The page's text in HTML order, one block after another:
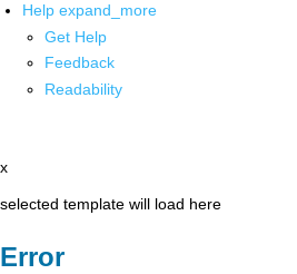
Help expand_more
Get Help
Feedback
Readability
x
selected template will load here
Error